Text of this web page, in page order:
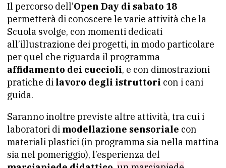
Il percorso dell’Open Day di sabato 18
permetterà di conoscere le varie attività che la
Scuola svolge, con momenti dedicati
all’illustrazione dei progetti, in modo particolare
per quel che riguarda il programma
affidamento dei cuccioli, e con dimostrazioni
pratiche di lavoro degli istruttori con i cani
guida.
Saranno inoltre previste altre attività, tra cui i
laboratori di modellazione sensoriale con
materiali plastici (in programma sia nella mattina
sia nel pomeriggio), l’esperienza del